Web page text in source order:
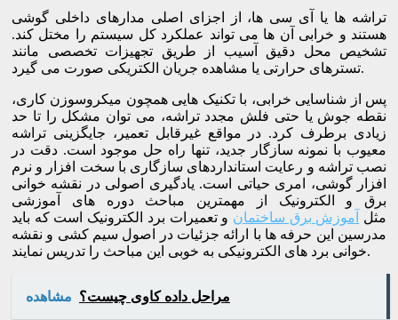
تراشه ها یا آی سی ها، از اجزای اصلی مدارهای داخلی گوشی
هستند و خرابی آن ها می تواند عملکرد کل سیستم را مختل کند.
تشخیص محل دقیق آسیب از طریق تجهیزات تخصصی مانند
تسترهای حرارتی یا مشاهده جریان الکتریکی صورت می گیرد.
پس از شناسایی خرابی، با تکنیک هایی همچون میکروسوزن کاری،
نقطه جوش یا حتی فلش مجدد تراشه، می توان مشکل را تا حد
زیادی برطرف کرد. در مواقع غیرقابل تعمیر، جایگزینی تراشه
معیوب با نمونه سازگار جدید، تنها راه حل موجود است. دقت در
نصب تراشه و رعایت استانداردهای سازگاری با سخت افزار و نرم
افزار گوشی، امری حیاتی است. یادگیری اصولی در نقشه خوانی
برق و الکترونیک از مهمترین مباحث دوره های آموزشی
مثل
آموزش برق ساختمان و تعمیرات برد الکترونیک است که باید
مدرسین این حرفه ها با ارائه جزئیات در اصول سیم کشی و نقشه
خوانی برد های الکترونیکی به خوبی این مباحث را تدریس نمایند.
مشاهده مراحل داده کاوی چیست؟